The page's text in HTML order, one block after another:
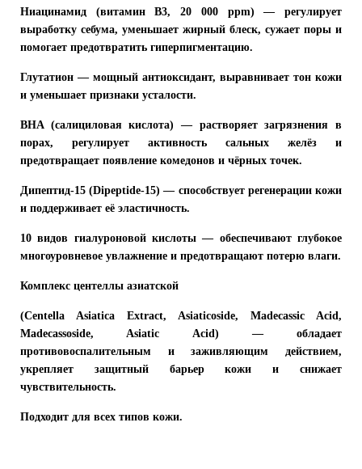
Ниацинамид (витамин B3, 20 000 ppm) — регулирует
выработку себума, уменьшает жирный блеск, сужает поры и
помогает предотвратить гиперпигментацию.
Глутатион — мощный антиоксидант, выравнивает тон кожи
и уменьшает признаки усталости.
BHA (салициловая кислота) — растворяет загрязнения в
порах, регулирует активность сальных желёз и
предотвращает появление комедонов и чёрных точек.
Дипептид-15 (Dipeptide-15) — способствует регенерации кожи
и поддерживает её эластичность.
10 видов гиалуроновой кислоты — обеспечивают глубокое
многоуровневое увлажнение и предотвращают потерю влаги.
Комплекс центеллы азиатской
(Centella Asiatica Extract, Asiaticoside, Madecassic Acid,
Madecassoside, Asiatic Acid) — обладает
противовоспалительным и заживляющим действием,
укрепляет защитный барьер кожи и снижает
чувствительность.
Подходит для всех типов кожи.